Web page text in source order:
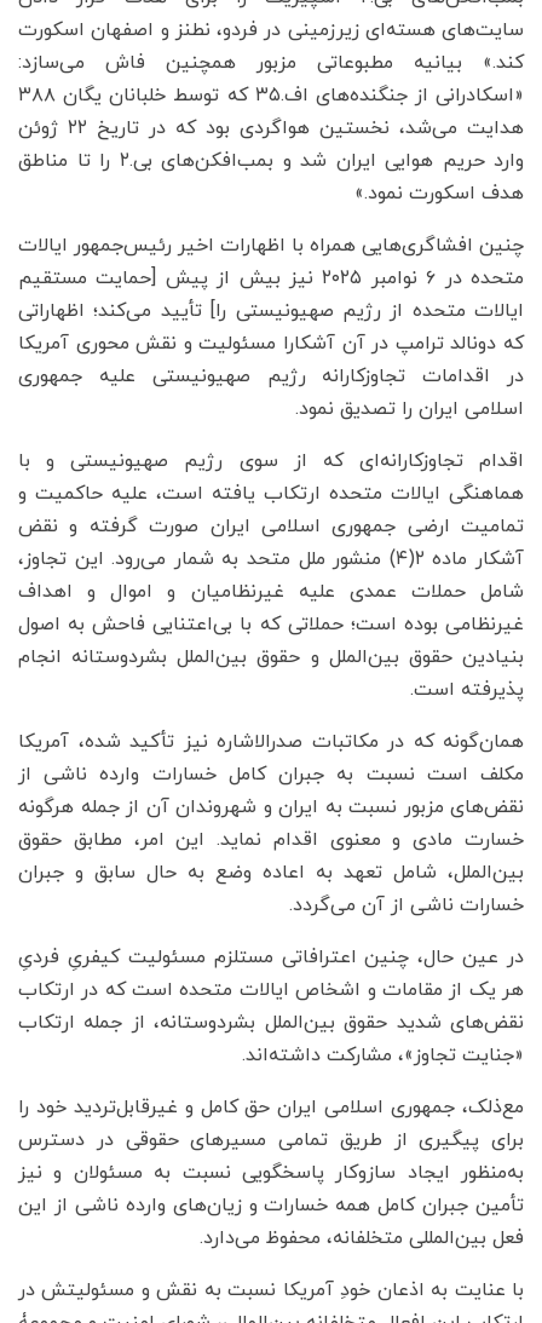
سایت‌های هسته‌ای زیرزمینی در فردو، نطنز و اصفهان اسکورت
کند.» بیانیه مطبوعاتی مزبور همچنین فاش می‌سازد:
«اسکادرانی از جنگنده‌های اف.۳۵ که توسط خلبانان یگان ۳۸۸
هدایت می‌شد، نخستین هواگردی بود که در تاریخ ۲۲ ژوئن
وارد حریم هوایی ایران شد و بمب‌افکن‌های بی.۲ را تا مناطق
هدف اسکورت نمود.»
چنین افشاگری‌هایی همراه با اظهارات اخیر رئیس‌جمهور ایالات
متحده در ۶ نوامبر ۲۰۲۵ نیز بیش‌ از پیش [حمایت مستقیم
ایالات متحده از رژیم صهیونیستی را] تأیید می‌کند؛ اظهاراتی
که دونالد ترامپ در آن آشکارا مسئولیت و نقش محوری آمریکا
در اقدامات تجاوزکارانه رژیم صهیونیستی علیه جمهوری
اسلامی ایران را تصدیق نمود.
اقدام تجاوزکارانه‌ای که از سوی رژیم صهیونیستی و با
هماهنگی ایالات متحده ارتکاب یافته است، علیه حاکمیت و
تمامیت ارضی جمهوری اسلامی ایران صورت گرفته و نقض
آشکار ماده ۲(۴) منشور ملل متحد به شمار می‌رود. این تجاوز،
شامل حملات عمدی علیه غیرنظامیان و اموال و اهداف
غیرنظامی بوده است؛ حملاتی که با بی‌اعتنایی فاحش به اصول
بنیادین حقوق بین‌الملل و حقوق بین‌الملل بشردوستانه انجام
پذیرفته است.
همان‌گونه که در مکاتبات صدرالاشاره نیز تأکید شده، آمریکا
مکلف است نسبت به جبران کامل خسارات وارده ناشی از
نقض‌های مزبور نسبت به ایران و شهروندان آن از جمله هرگونه
خسارت مادی و معنوی اقدام نماید. این امر، مطابق حقوق
بین‌الملل، شامل تعهد به اعاده وضع به حال سابق و جبران
خسارات ناشی از آن می‌گردد.
در عین حال، چنین اعترافاتی مستلزم مسئولیت کیفریِ فردیِ
هر یک از مقامات و اشخاص ایالات متحده است که در ارتکاب
نقض‌های شدید حقوق بین‌الملل بشردوستانه، از جمله ارتکاب
«جنایت تجاوز»، مشارکت داشته‌اند.
مع‌ذلک، جمهوری اسلامی ایران حق کامل و غیرقابل‌تردید خود را
برای پیگیری از طریق تمامی مسیرهای حقوقی در دسترس
به‌منظور ایجاد سازوکار پاسخگویی نسبت به مسئولان و نیز
تأمین جبران کامل همه خسارات و زیان‌های وارده ناشی از این
فعل بین‌المللی متخلفانه، محفوظ می‌دارد.
با عنایت به اذعان خودِ آمریکا نسبت به نقش و مسئولیتش در